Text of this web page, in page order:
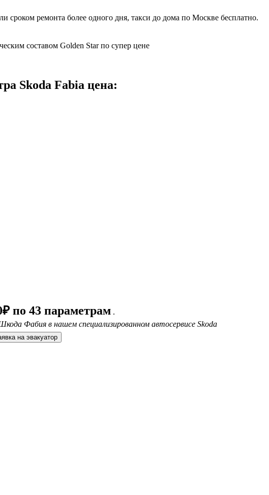
ремонта более одного дня, такси до дома по Москве бесплатно.
составом Golden Star по супер цене
Skoda Fabia цена:
43 параметрам .
Фабия в нашем специализированном автосервисе Skoda
заявка на эвакуатор